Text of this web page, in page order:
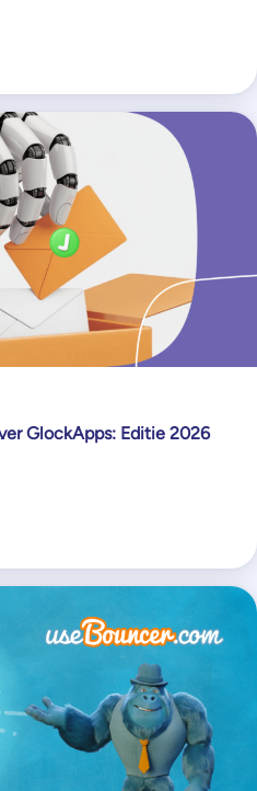
GlockApps: Editie 2026